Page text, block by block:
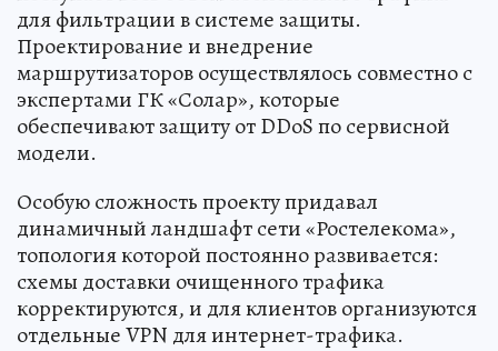
для фильтрации в системе защиты.
Проектирование и внедрение
маршрутизаторов осуществлялось совместно с
экспертами ГК «Солар», которые
обеспечивают защиту от DDoS по сервисной
модели.
Особую сложность проекту придавал
динамичный ландшафт сети «Ростелекома»,
топология которой постоянно развивается:
схемы доставки очищенного трафика
корректируются, и для клиентов организуются
отдельные VPN для интернет-трафика.